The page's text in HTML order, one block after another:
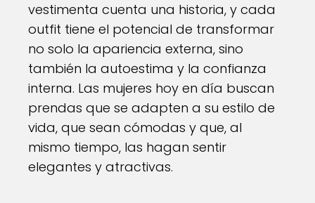
vestimenta cuenta una historia, y cada
outfit tiene el potencial de transformar
no solo la apariencia externa, sino
también la autoestima y la confianza
interna. Las mujeres hoy en día buscan
prendas que se adapten a su estilo de
vida, que sean cómodas y que, al
mismo tiempo, las hagan sentir
elegantes y atractivas.